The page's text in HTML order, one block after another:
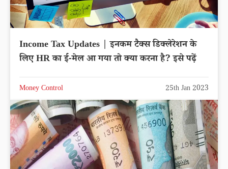
Income Tax Updates | इनकम टैक्स डिक्लेरेशन के
लिए HR का ई-मेल आ गया तो क्या करना है? इसे पढ़ें
Money Control 25th Jan 2023